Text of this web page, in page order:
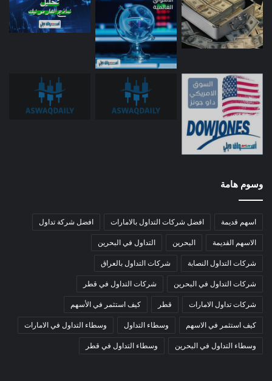
وسوم هامة
اسهم قديمة افضل شركات التداول بالامارات افضل شركة تداول
الاسهم القديمة البحرين التداول في البحرين
شركات التداول النصابة شركات التداول بالعراق
شركات التداول في البحرين شركات التداول في قطر
شركات تداول الامارات قطر كيف استثمر في الأسهم
كيف استثمر في الاسهم وسطاء التداول وسطاء التداول في الامارات
وسطاء التداول في البحرين وسطاء التداول في قطر